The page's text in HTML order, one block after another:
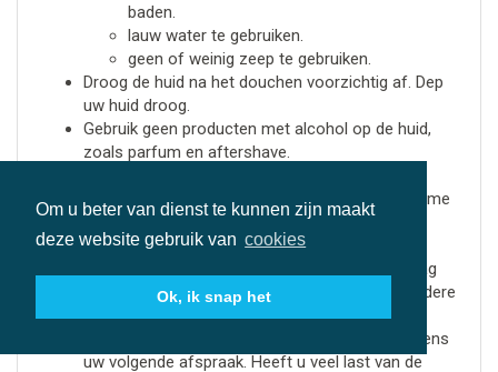
Om u beter van dienst te kunnen zijn maakt
deze website gebruik van cookies
Ok, ik snap het
baden.
lauw water te gebruiken.
geen of weinig zeep te gebruiken.
Droog de huid na het douchen voorzichtig af. Dep
uw huid droog.
Gebruik geen producten met alcohol op de huid,
zoals parfum en aftershave.
Gebruik bijvoorbeeld koelzalf, cetomacrogolcrème
of vaseline. Dit kunt u kopen bij de drogist of
apotheek.
Vermijd irritatie van de huid waar het jeukt. Draag
loszittende kleding en kleding van katoen of andere
zachte stoffen.
Bespreek uw klachten met uw zorgverlener tijdens
uw volgende afspraak. Heeft u veel last van de